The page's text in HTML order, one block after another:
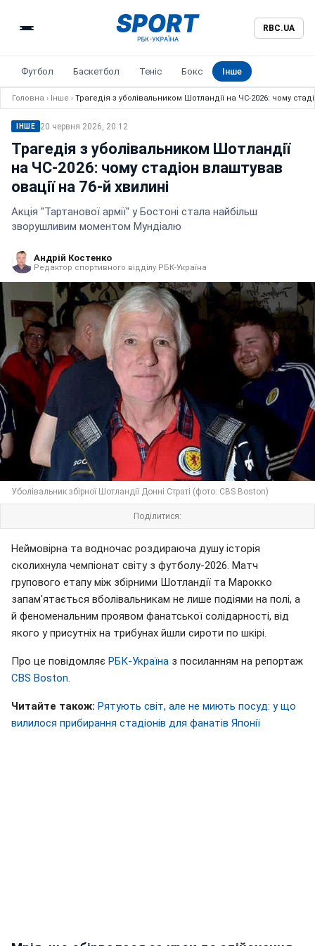
RBC.UA
Футбол Баскетбол Теніс Бокс Інше
Головна › Інше › Трагедія з уболівальником Шотландії на ЧС-2026: чому
ІНШЕ 20 червня 2026, 20:12
Трагедія з уболівальником Шотландії
на ЧС-2026: чому стадіон влаштував
овації на 76-й хвилині
Акція "Тартанової армії" у Бостоні стала найбільш
зворушливим моментом Мундіалю
Андрій Костенко
Редактор спортивного відділу РБК-Україна
Уболівальник збірної Шотландії Донні Страті (фото: CBS Boston)
Поділитися:
Неймовірна та водночас роздираюча душу історія
сколихнула чемпіонат світу з футболу-2026. Матч
групового етапу між збірними Шотландії та Марокко
запам'ятається вболівальникам не лише подіями на полі, а
й феноменальним проявом фанатської солідарності, від
якого у присутніх на трибунах йшли сироти по шкірі.
Про це повідомляє РБК-Україна з посиланням на репортаж
CBS Boston
Читайте також: Рятують світ, але не миють посуд: у що
вилилося прибирання стадіонів для фанатів Японії